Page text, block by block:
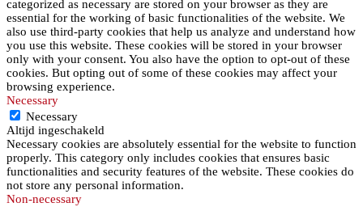
categorized as necessary are stored on your browser as they are
essential for the working of basic functionalities of the website. We
also use third-party cookies that help us analyze and understand how
you use this website. These cookies will be stored in your browser
only with your consent. You also have the option to opt-out of these
cookies. But opting out of some of these cookies may affect your
browsing experience.
Necessary
Necessary
Altijd ingeschakeld
Necessary cookies are absolutely essential for the website to function
properly. This category only includes cookies that ensures basic
functionalities and security features of the website. These cookies do
not store any personal information.
Non-necessary